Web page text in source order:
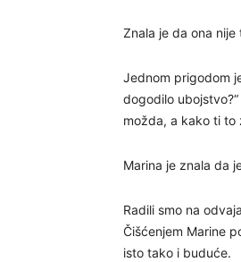
Znala je da ona
Jednom prigodom
dogodilo
možda, a kako ti to
Marina je znala da
Radili smo na
Čišćenjem Marine
isto tako i buduće.